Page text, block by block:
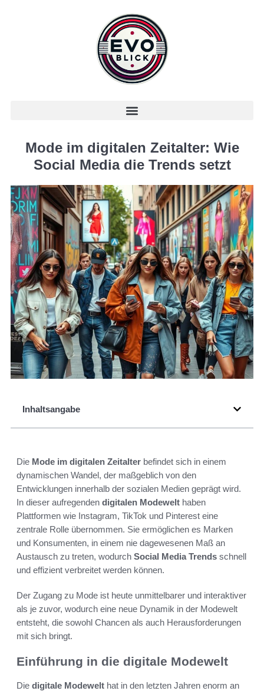
Mode im digitalen Zeitalter: Wie
Social Media die Trends setzt
Inhaltsangabe
Die Mode im digitalen Zeitalter befindet sich in einem
dynamischen Wandel, der maßgeblich von den
Entwicklungen innerhalb der sozialen Medien geprägt wird.
In dieser aufregenden digitalen Modewelt haben
Plattformen wie Instagram, TikTok und Pinterest eine
zentrale Rolle übernommen. Sie ermöglichen es Marken
und Konsumenten, in einem nie dagewesenen Maß an
Austausch zu treten, wodurch Social Media Trends schnell
und effizient verbreitet werden können.
Der Zugang zu Mode ist heute unmittelbarer und interaktiver
als je zuvor, wodurch eine neue Dynamik in der Modewelt
entsteht, die sowohl Chancen als auch Herausforderungen
mit sich bringt.
Einführung in die digitale Modewelt
Die digitale Modewelt hat in den letzten Jahren enorm an